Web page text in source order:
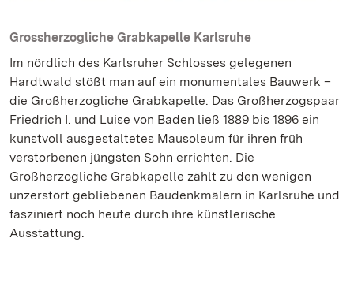
Grossherzogliche Grabkapelle Karlsruhe
Im nördlich des Karlsruher Schlosses gelegenen
Hardtwald stößt man auf ein monumentales Bauwerk –
die Großherzogliche Grabkapelle. Das Großherzogspaar
Friedrich I. und Luise von Baden ließ 1889 bis 1896 ein
kunstvoll ausgestaltetes Mausoleum für ihren früh
verstorbenen jüngsten Sohn errichten. Die
Großherzogliche Grabkapelle zählt zu den wenigen
unzerstört gebliebenen Baudenkmälern in Karlsruhe und
fasziniert noch heute durch ihre künstlerische
Ausstattung.